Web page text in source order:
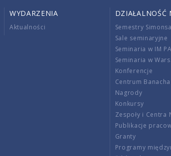
WYDARZENIA
Aktualności
DZIAŁALNOŚĆ
Semestry
Sale seminaryjne
Seminaria w IM
Seminaria w
Konferencje
Centrum Banacha
Nagrody
Konkursy
Zespoły i Centra
Publikacje
Granty
Programy